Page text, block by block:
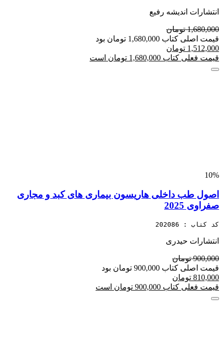
انتشارات اندیشه رفیع
1,680,000 تومان
قیمت اصلی کتاب 1,680,000 تومان بود
1,512,000 تومان
قیمت فعلی کتاب 1,680,000 تومان است
10%
اصول طب داخلی هاریسون بیماری های کبد و مجاری
صفراوی 2025
کد کتاب : 202086
انتشارات حیدری
900,000 تومان
قیمت اصلی کتاب 900,000 تومان بود
810,000 تومان
قیمت فعلی کتاب 900,000 تومان است